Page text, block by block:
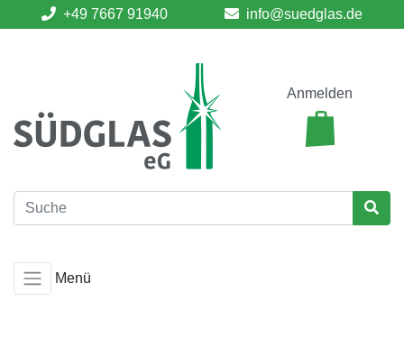
+49 7667 91940 info@suedglas.de
Anmelden
Menü